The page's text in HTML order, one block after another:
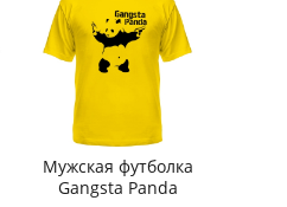
Мужская футболка
Gangsta Panda